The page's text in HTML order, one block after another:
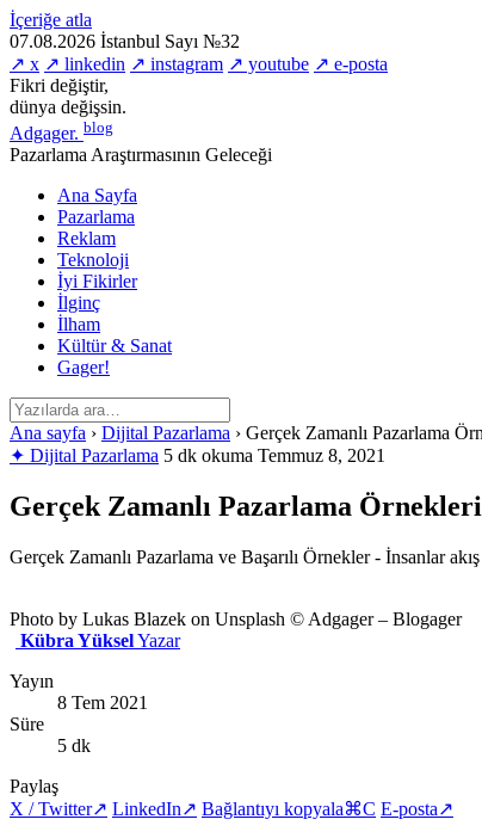
İçeriğe atla
07.08.2026 İstanbul Sayı №32
↗ x ↗ linkedin ↗ instagram ↗ youtube ↗ e-posta
Fikri değiştir,
dünya değişsin.
Adgager. blog
Pazarlama Araştırmasının Geleceği
Ana Sayfa
Pazarlama
Reklam
Teknoloji
İyi Fikirler
İlginç
İlham
Kültür & Sanat
Gager!
Ana sayfa › Dijital Pazarlama › Gerçek Zamanlı Pazarlama
✦ Dijital Pazarlama 5 dk okuma Temmuz 8, 2021
Gerçek Zamanlı Pazarlama Örnekleri
Gerçek Zamanlı Pazarlama ve Başarılı Örnekler - İnsanlar
Photo by Lukas Blazek on Unsplash © Adgager – Blogager
Kübra YükselYazar
Yayın
8 Tem 2021
Süre
5 dk
Paylaş
X / Twitter↗ LinkedIn↗ Bağlantıyı kopyala⌘C E-posta↗